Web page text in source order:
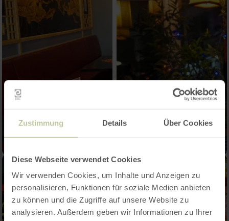
Zustimmung Details Über Cookies
Diese Webseite verwendet Cookies
Wir verwenden Cookies, um Inhalte und Anzeigen zu
personalisieren, Funktionen für soziale Medien anbieten
zu können und die Zugriffe auf unsere Website zu
analysieren. Außerdem geben wir Informationen zu Ihrer